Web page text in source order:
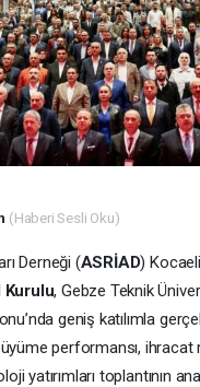
(Haberi Sesli Oku)
Derneği (ASRİAD)
Kurulu, Gebze Teknik
geniş katılımla
performansı, ihracat
yatırımları toplantının ana